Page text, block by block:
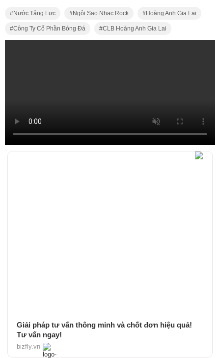
Nước Tăng Lực Ngôi Sao Nhạc Rock Hoàng Anh Gia Lai
Công Ty Cổ Phần Bóng Đá CLB Hoàng Anh Gia Lai
Giải pháp tư vấn thông minh và chốt đơn hiệu quả!
Tư vấn ngay!
bizfly.vn